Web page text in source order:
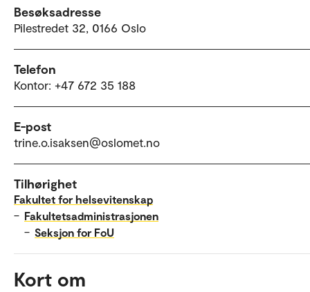
Besøksadresse
Pilestredet 32, 0166 Oslo
Telefon
Kontor: +47 672 35 188
E-post
trine.o.isaksen@oslomet.no
Tilhørighet
Fakultet for helsevitenskap
– Fakultetsadministrasjonen
– Seksjon for FoU
Kort om